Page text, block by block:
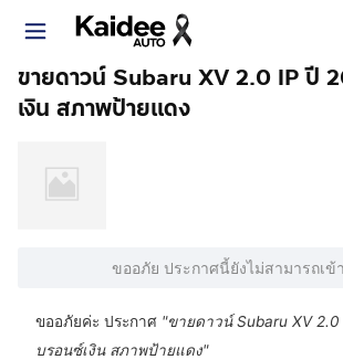
ขายดาวน์ Subaru XV 2.0 IP ปี
เงิน สภาพป้ายแดง
ขออภัย ประกาศนี้ยังไม่สามารถเข้
ขออภัยค่ะ ประกาศ "ขายดาวน์ Subaru XV 2.0
บรอนซ์เงิน สภาพป้ายแดง"